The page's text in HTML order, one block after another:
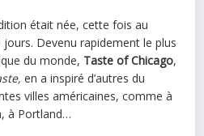
était née, cette fois au
Devenu rapidement le plus
du monde, Taste of Chicago,
en a inspiré d’autres du
villes américaines, comme à
à Portland…